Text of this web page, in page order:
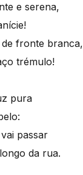
e serena,
fronte branca,
trémulo!
pura
passar
da rua.